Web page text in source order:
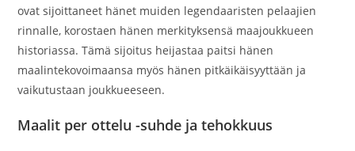
ovat sijoittaneet hänet muiden legendaaristen pelaajien
rinnalle, korostaen hänen merkityksensä maajoukkueen
historiassa. Tämä sijoitus heijastaa paitsi hänen
maalintekovoimaansa myös hänen pitkäikäisyyttään ja
vaikutustaan joukkueeseen.
Maalit per ottelu -suhde ja tehokkuus